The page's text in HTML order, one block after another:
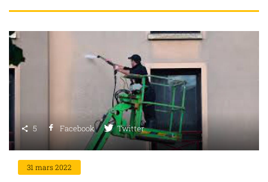
5 Facebook Twitter
31 mars 2022